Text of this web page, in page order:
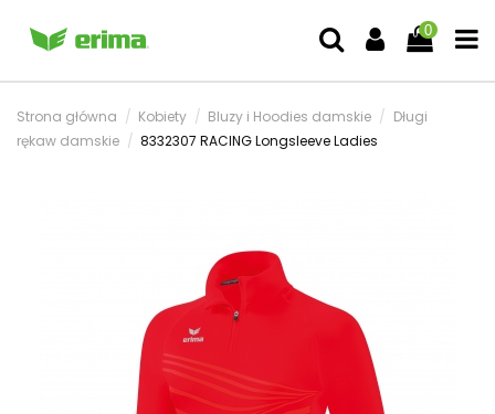
0
Strona główna Kobiety Bluzy i Hoodies damskie
Długi
rękaw damskie
8332307 RACING Longsleeve Ladies